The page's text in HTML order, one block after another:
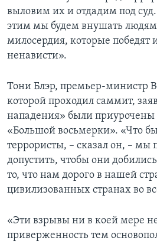
выловим их и отдадим под
этим мы будем внушать
милосердия, которые победят
ненависти».
Тони Блэр, премьер-министр
которой проходил саммит,
нападения» были приурочены
«Большой восьмерки». «Что
террористы, – сказал он, –
допустить, чтобы они
то, что нам дорого в нашей
цивилизованных странах во
«Эти взрывы ни в коей мере
приверженность тем